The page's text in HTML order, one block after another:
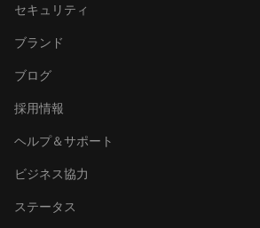
セキュリティ
ブランド
ブログ
採用情報
ヘルプ＆サポート
ビジネス協力
ステータス